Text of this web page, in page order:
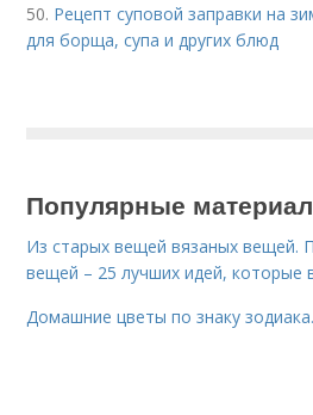
50. Рецепт суповой заправки на
для борща, супа и других блюд
Популярные
Из старых вещей вязаных вещей.
вещей – 25 лучших идей, которые
Домашние цветы по знаку